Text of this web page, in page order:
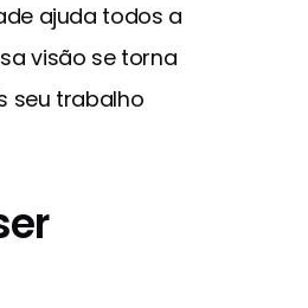
ajuda todos a
visão se torna
seu trabalho